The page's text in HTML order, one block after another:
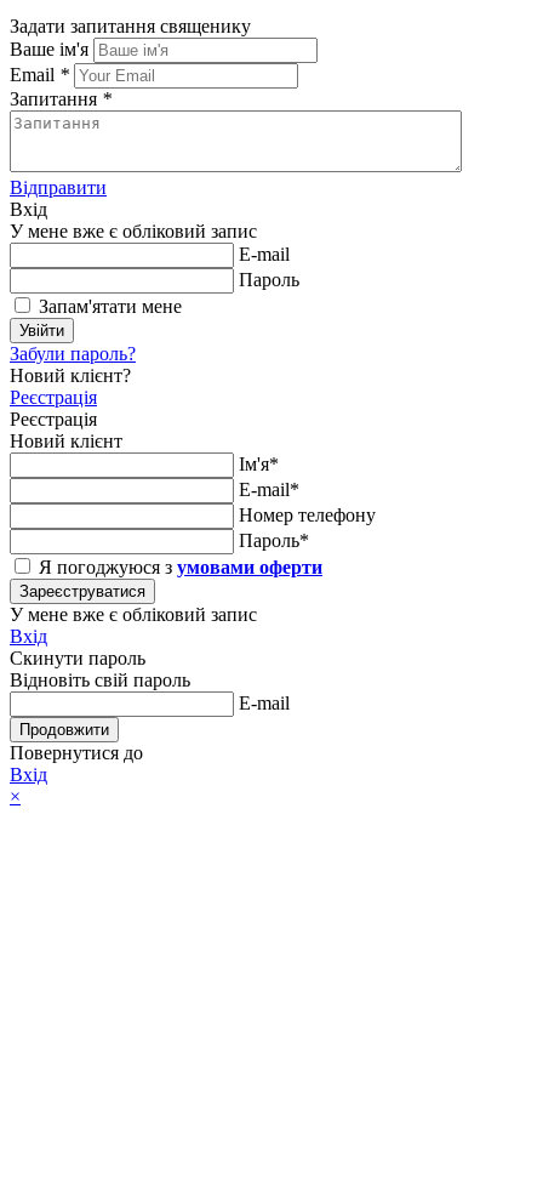
Задати запитання священику
Ваше ім'я
Email *
Запитання *
Відправити
Вхід
У мене вже є обліковий запис
E-mail
Пароль
Запам'ятати мене
Увійти
Забули пароль?
Новий клієнт?
Реєстрація
Реєстрація
Новий клієнт
Ім'я*
E-mail*
Номер телефону
Пароль*
Я погоджуюся з умовами оферти
Зареєструватися
У мене вже є обліковий запис
Вхід
Скинути пароль
Відновіть свій пароль
E-mail
Продовжити
Повернутися до
Вхід
×